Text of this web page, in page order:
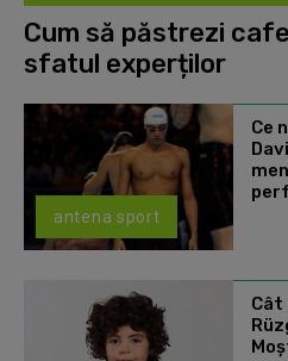
Cum să păstrezi
sfatul experților
antena sport
Ce
Cât